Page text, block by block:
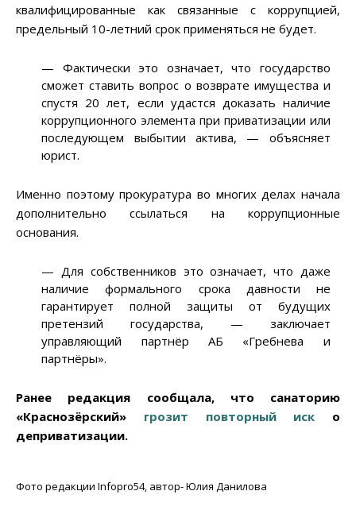
квалифицированные как связанные с коррупцией,
предельный 10-летний срок применяться не будет.
— Фактически это означает, что государство
сможет ставить вопрос о возврате имущества и
спустя 20 лет, если удастся доказать наличие
коррупционного элемента при приватизации или
последующем выбытии актива, — объясняет
юрист.
Именно поэтому прокуратура во многих делах начала
дополнительно ссылаться на коррупционные
основания.
— Для собственников это означает, что даже
наличие формального срока давности не
гарантирует полной защиты от будущих
претензий государства, — заключает
управляющий партнёр АБ «Гребнева и
партнёры».
Ранее редакция сообщала, что санаторию
«Краснозёрский» грозит повторный иск о
деприватизации.
Фото редакции Infopro54, автор- Юлия Данилова